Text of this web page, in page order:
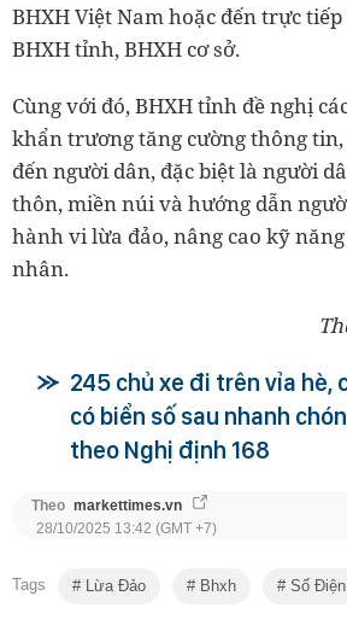
BHXH Việt Nam hoặc đến trực
BHXH tỉnh, BHXH cơ sở.
Cùng với đó, BHXH tỉnh đề nghị
khẩn trương tăng cường thông
đến người dân, đặc biệt là người
thôn, miền núi và hướng dẫn
hành vi lừa đảo, nâng cao kỹ
nhân.
245 chủ xe đi trên vỉa hè,
có biển số sau nhanh
theo Nghị định 168
Theo markettimes.vn
28/10/2025 13:42 (GMT +7)
Tags Lừa Đảo Bhxh Số Điện